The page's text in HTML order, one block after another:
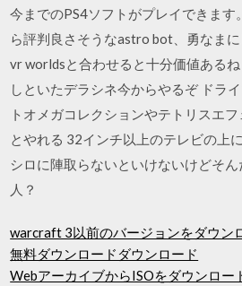
今までのPS4ソフトがプレイできます
ら評判良さそうなastro bot、勇なま
vr worldsと合わせると十分価値ある
しといたデラシネ今からやるぞ ドラ
トオメガコレクションやテトリスエ
とやれる 32インチ以上のテレビの上
シロに陣取らないといけないけどそ
人？
warcraft 3以前のバージョンをダウン
無料ダウンロードダウンロード
WebアーカイブからISOをダウンロー